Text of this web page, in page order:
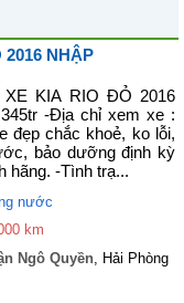
NHẬP
KIA RIO ĐỎ 2016
-Địa chỉ xem xe :
đẹp chắc khoẻ, ko lỗi,
bảo dưỡng định kỳ
hãng. -Tình trạ...
nước
km
Ngô Quyền, Hải Phòng